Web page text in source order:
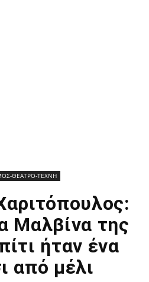
ΘΕΑΤΡΟ-ΤΕΧΝΗ
Μαλβίνα της
ήταν ένα
από μέλι